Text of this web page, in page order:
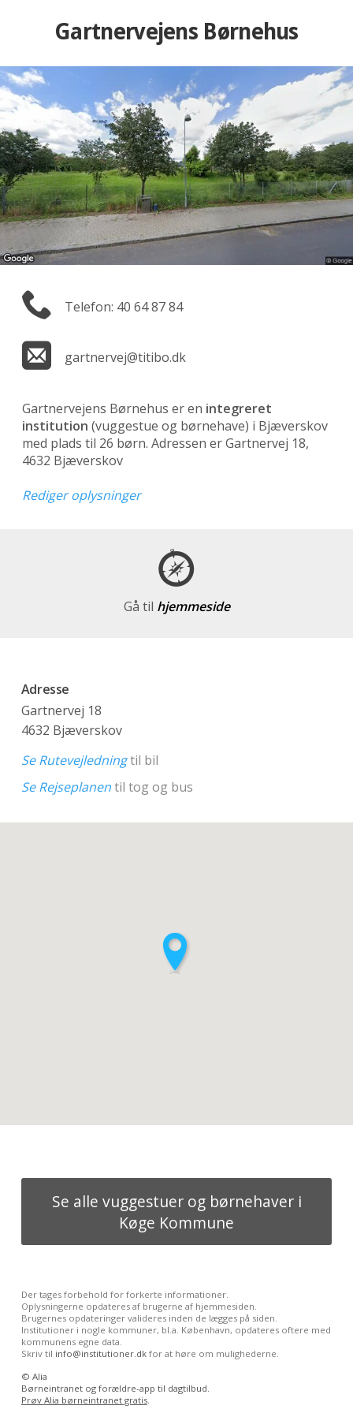
Gartnervejens Børnehus
Telefon: 40 64 87 84
gartnervej@titibo.dk
Gartnervejens Børnehus er en integreret
institution (vuggestue og børnehave) i Bjæverskov
med plads til 26 børn. Adressen er Gartnervej 18,
4632 Bjæverskov
Rediger oplysninger
Gå til hjemmeside
Adresse
Gartnervej 18
4632 Bjæverskov
Se Rutevejledningtil bil
Se Rejseplanentil tog og bus
Se alle vuggestuer og børnehaver i
Køge Kommune
Der tages forbehold for forkerte informationer.
Oplysningerne opdateres af brugerne af hjemmesiden.
Brugernes opdateringer valideres inden de lægges på siden.
Institutioner i nogle kommuner, bl.a. København, opdateres oftere med
kommunens egne data.
Skriv til info@institutioner.dkfor at høre om mulighederne.
© Alia
Børneintranet og forældre-app til dagtilbud.
Prøv Alia børneintranet gratis.